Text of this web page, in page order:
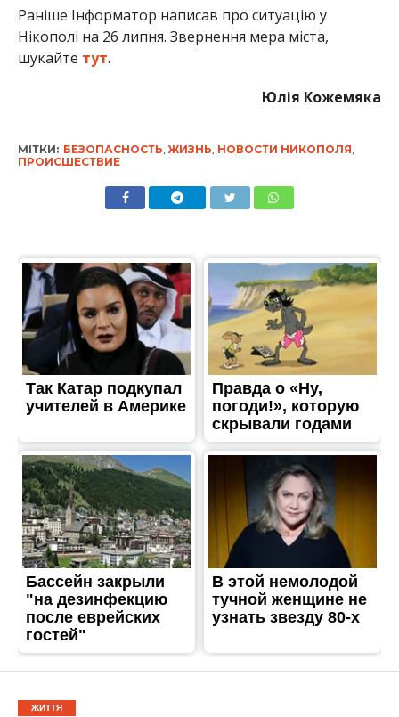
Раніше Інформатор написав про ситуацію у
Нікополі на 26 липня. Звернення мера міста,
шукайте тут.
Юлія Кожемяка
МІТКИ: БЕЗОПАСНОСТЬ, ЖИЗНЬ, НОВОСТИ НИКОПОЛЯ,
ПРОИСШЕСТВИЕ
ЖИТТЯ